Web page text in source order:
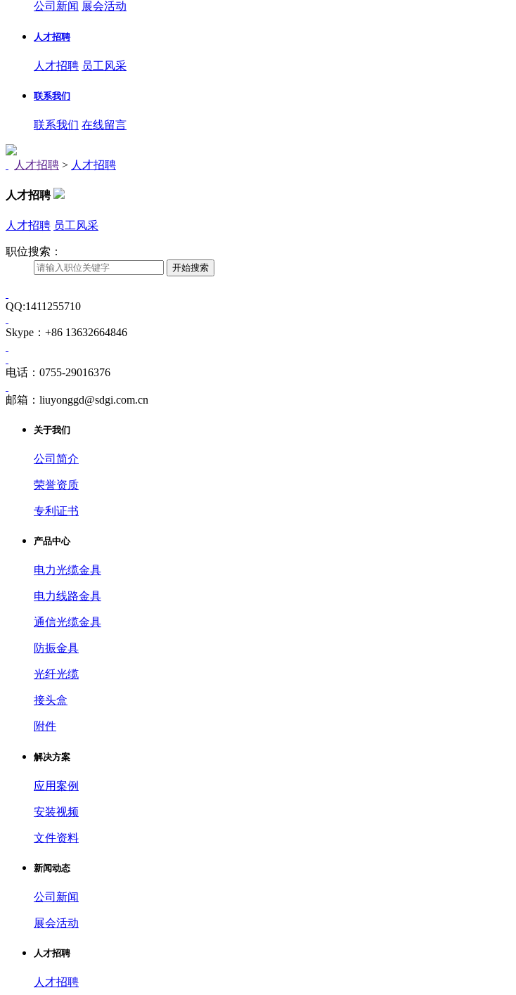
公司新闻 展会活动
人才招聘
人才招聘 员工风采
联系我们
联系我们 在线留言
人才招聘 > 人才招聘
人才招聘
人才招聘 员工风采
职位搜索：
QQ:1411255710
Skype：+86 13632664846
电话：0755-29016376
邮箱：liuyonggd@sdgi.com.cn
关于我们
公司简介
荣誉资质
专利证书
产品中心
电力光缆金具
电力线路金具
通信光缆金具
防振金具
光纤光缆
接头盒
附件
解决方案
应用案例
安装视频
文件资料
新闻动态
公司新闻
展会活动
人才招聘
人才招聘